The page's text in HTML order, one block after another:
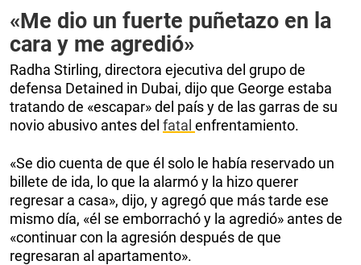
«Me dio un fuerte puñetazo en la
cara y me agredió»
Radha Stirling, directora ejecutiva del grupo de
defensa Detained in Dubai, dijo que George estaba
tratando de «escapar» del país y de las garras de su
novio abusivo antes del fatal enfrentamiento.
«Se dio cuenta de que él solo le había reservado un
billete de ida, lo que la alarmó y la hizo querer
regresar a casa», dijo, y agregó que más tarde ese
mismo día, «él se emborrachó y la agredió» antes de
«continuar con la agresión después de que
regresaran al apartamento».